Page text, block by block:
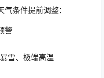
条件提前调整：
警
雪、极端高温